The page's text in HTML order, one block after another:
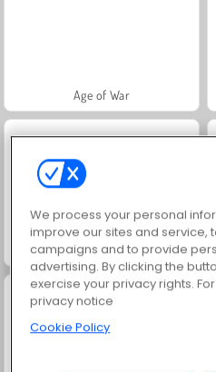
Age of War
Masha and the Bear: Meadows
We process your personal
improve our sites and service,
campaigns and to provide
advertising. By clicking the
exercise your privacy rights.
privacy notice
Cookie Policy